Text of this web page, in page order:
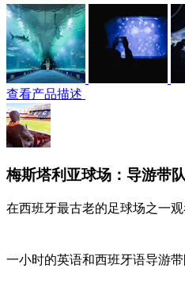
查看产品描述
梅斯塔利亚球场：导游带
在西班牙最古老的足球场之一观
一小时的英语和西班牙语导游